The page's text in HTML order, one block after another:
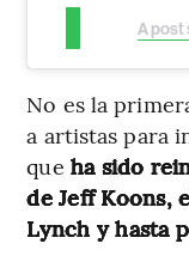
A post
No es la
a artistas para
que ha sido
de Jeff Koons,
Lynch y hasta